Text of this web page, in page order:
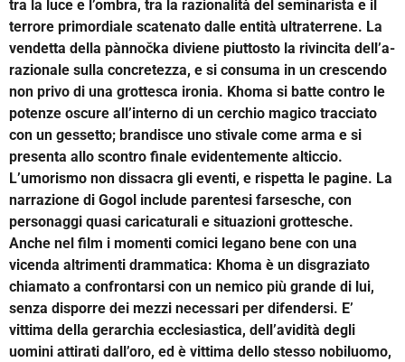
tra la luce e l’ombra, tra la razionalità del seminarista e il
terrore primordiale scatenato dalle entità ultraterrene. La
vendetta della pànnočka diviene piuttosto la rivincita dell’a-
razionale sulla concretezza, e si consuma in un crescendo
non privo di una grottesca ironia. Khoma si batte contro le
potenze oscure all’interno di un cerchio magico tracciato
con un gessetto; brandisce uno stivale come arma e si
presenta allo scontro finale evidentemente alticcio.
L’umorismo non dissacra gli eventi, e rispetta le pagine. La
narrazione di Gogol include parentesi farsesche, con
personaggi quasi caricaturali e situazioni grottesche.
Anche nel film i momenti comici legano bene con una
vicenda altrimenti drammatica: Khoma è un disgraziato
chiamato a confrontarsi con un nemico più grande di lui,
senza disporre dei mezzi necessari per difendersi. E’
vittima della gerarchia ecclesiastica, dell’avidità degli
uomini attirati dall’oro, ed è vittima dello stesso nobiluomo,